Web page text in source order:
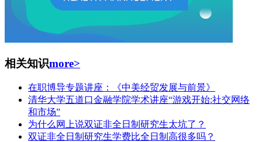
相关知识more>
在职博导专题讲座：《中美经贸发展与前景》
清华大学五道口金融学院学术讲座“游戏开始:社交网络
和市场”
为什么网上说双证非全日制研究生太坑了？
双证非全日制研究生学费比全日制高很多吗？